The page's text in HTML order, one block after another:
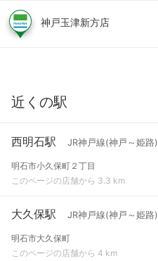
神戸玉津新方店
近くの駅
西明石駅 JR神戸線(神戸～姫路)
明石市小久保町２丁目
このページの店舗から 3.3 km
大久保駅 JR神戸線(神戸～姫路)
明石市大久保町
このページの店舗から 4 km